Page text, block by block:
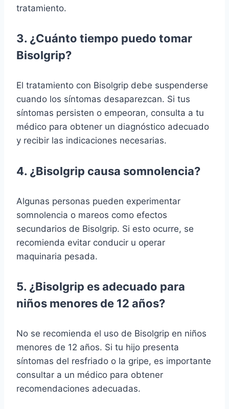
tratamiento.
3. ¿Cuánto tiempo puedo tomar
Bisolgrip?
El tratamiento con Bisolgrip debe suspenderse
cuando los síntomas desaparezcan. Si tus
síntomas persisten o empeoran, consulta a tu
médico para obtener un diagnóstico adecuado
y recibir las indicaciones necesarias.
4. ¿Bisolgrip causa somnolencia?
Algunas personas pueden experimentar
somnolencia o mareos como efectos
secundarios de Bisolgrip. Si esto ocurre, se
recomienda evitar conducir u operar
maquinaria pesada.
5. ¿Bisolgrip es adecuado para
niños menores de 12 años?
No se recomienda el uso de Bisolgrip en niños
menores de 12 años. Si tu hijo presenta
síntomas del resfriado o la gripe, es importante
consultar a un médico para obtener
recomendaciones adecuadas.